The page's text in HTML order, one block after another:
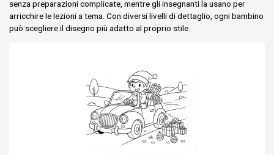
senza preparazioni complicate, mentre gli insegnanti la usano per
arricchire le lezioni a tema. Con diversi livelli di dettaglio, ogni bambino
può scegliere il disegno più adatto al proprio stile.